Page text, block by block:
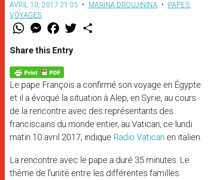
AVRIL 10, 2017 21:05 MARINA DROUJININA PAPES
VOYAGES
W
t
s
p
p
M
e
s
e
g
e
r
F
a
e
b
o
k
w
Share this Entry
Le pape François a confirmé son voyage en Égypte
et il a évoqué la situation à Alep, en Syrie, au cours
de la rencontre avec des représentants des
franciscains du monde entier, au Vatican, ce lundi
matin 10 avril 2017, indique Radio Vatican en italien.
La rencontre avec le pape a duré 35 minutes. Le
thème de l’unité entre les différentes familles